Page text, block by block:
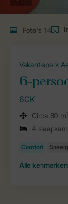
Foto's 14
Vakantiepark
6-
6CK
Circa 80 m²
4
Alle kenmerken